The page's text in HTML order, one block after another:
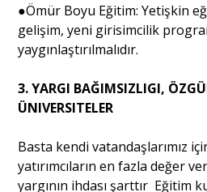
●Ömür Boyu Eğitim: Yetişkin
gelişim, yeni girisimcilik
yaygınlaştırılmalıdır.
3. YARGI BAĞIMSIZLIGI,
ÜNIVERSITELER
Basta kendi vatandaşlarımız
yatırımcıların en fazla değer
yargının ihdası şarttır Eğitim